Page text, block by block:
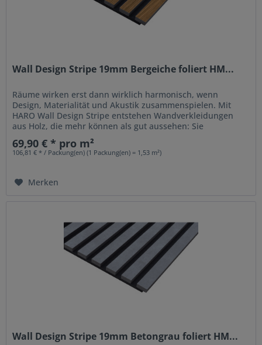
Wall Design Stripe 19mm Bergeiche foliert HM...
Räume wirken erst dann wirklich harmonisch, wenn
Design, Materialität und Akustik zusammenspielen. Mit
HARO Wall Design Stripe entstehen Wandverkleidungen
aus Holz, die mehr können als gut aussehen: Sie
strukturieren Räume, setzen...
69,90 € * pro m²
106,81 € * / Packung(en) (1 Packung(en) = 1,53 m²)
Merken
Wall Design Stripe 19mm Betongrau foliert HM...